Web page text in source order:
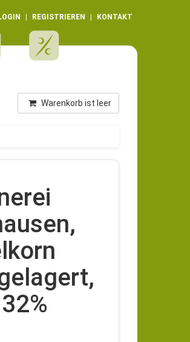
REGISTRIEREN KONTAKT
Warenkorb ist leer